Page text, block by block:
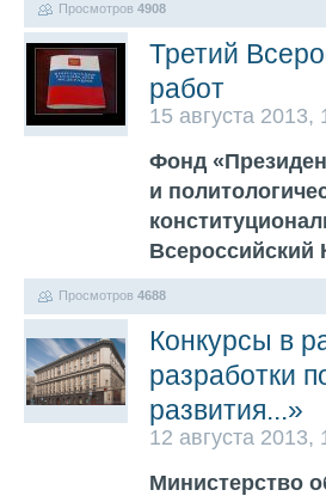
Просмотров 4908
Третий
работ
15 августа
Фонд
и
Всероссийский
Просмотров 4688
Конкурсы в
разработки
развития...»
12 августа
Министерство